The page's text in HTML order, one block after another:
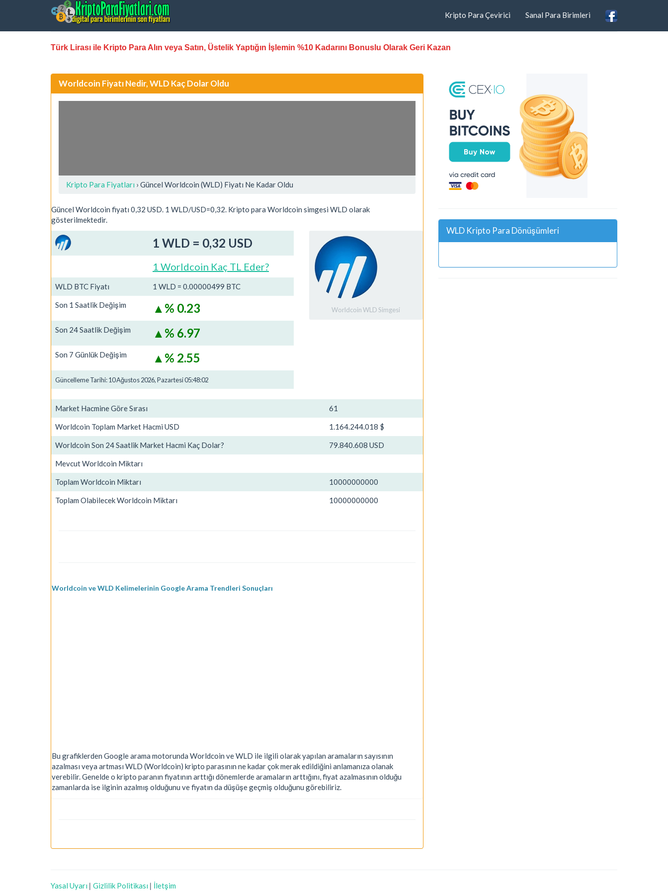
Kripto Para Çevirici Sanal Para Birimleri
Türk Lirası ile Kripto Para Alın veya Satın, Üstelik Yaptığın İşlemin %10 Kadarını Bonuslu Olarak Geri Kazan
Worldcoin Fiyatı Nedir, WLD Kaç Dolar Oldu
Kripto Para Fiyatları › Güncel Worldcoin (WLD) Fiyatı Ne Kadar Oldu
Güncel Worldcoin fiyatı 0,32 USD. 1 WLD/USD=0,32. Kripto para Worldcoin simgesi WLD olarak
gösterilmektedir.
1 WLD = 0,32 USD
1 Worldcoin Kaç TL Eder?
WLD BTC Fiyatı 1 WLD = 0.00000499 BTC
Son 1 Saatlik Değişim % 0.23
Son 24 Saatlik Değişim % 6.97
Son 7 Günlük Değişim % 2.55
Güncelleme Tarihi: 10 Ağustos 2026, Pazartesi 05:48:02
Worldcoin WLD Simgesi
Market Hacmine Göre Sırası 61
Worldcoin Toplam Market Hacmi USD 1.164.244.018 $
Worldcoin Son 24 Saatlik Market Hacmi Kaç Dolar? 79.840.608 USD
Mevcut Worldcoin Miktarı
Toplam Worldcoin Miktarı 10000000000
Toplam Olabilecek Worldcoin Miktarı 10000000000
Worldcoin ve WLD Kelimelerinin Google Arama Trendleri Sonuçları
Bu grafiklerden Google arama motorunda Worldcoin ve WLD ile ilgili olarak yapılan aramaların sayısının
azalması veya artması WLD (Worldcoin) kripto parasının ne kadar çok merak edildiğini anlamanıza olanak
verebilir. Genelde o kripto paranın fiyatının arttığı dönemlerde aramaların arttığını, fiyat azalmasının olduğu
zamanlarda ise ilginin azalmış olduğunu ve fiyatın da düşüşe geçmiş olduğunu görebiliriz.
WLD Kripto Para Dönüşümleri
Yasal Uyarı | Gizlilik Politikası | İletşim